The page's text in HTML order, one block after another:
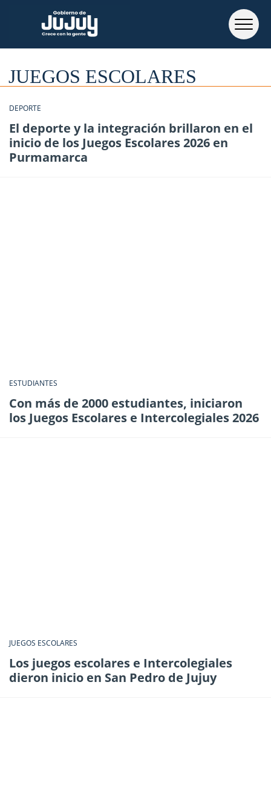
JUEGOS ESCOLARES
DEPORTE
El deporte y la integración brillaron en el
inicio de los Juegos Escolares 2026 en
Purmamarca
ESTUDIANTES
Con más de 2000 estudiantes, iniciaron
los Juegos Escolares e Intercolegiales 2026
JUEGOS ESCOLARES
Los juegos escolares e Intercolegiales
dieron inicio en San Pedro de Jujuy